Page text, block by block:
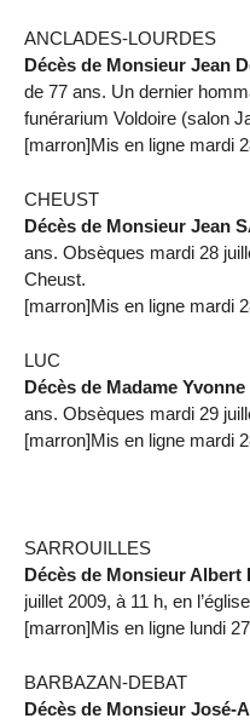
ANCLADES-LOURDES
Décès de Monsieur Jean
de 77 ans. Un dernier
funérarium Voldoire (salon
[marron]Mis en ligne mardi
CHEUST
Décès de Monsieur Jean
ans. Obsèques mardi 28
Cheust.
[marron]Mis en ligne mardi
LUC
Décès de Madame
ans. Obsèques mardi 29
[marron]Mis en ligne mardi
SARROUILLES
Décès de Monsieur Albert
juillet 2009, à 11 h, en
[marron]Mis en ligne lundi
BARBAZAN-DEBAT
Décès de Monsieur José-